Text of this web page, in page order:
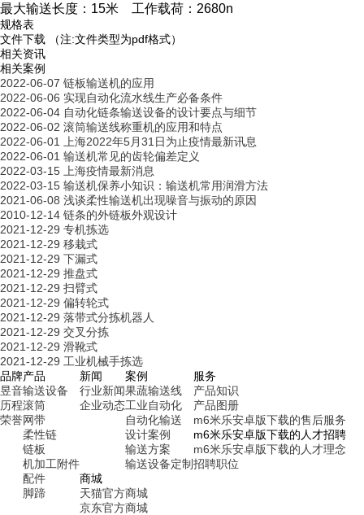
最大输送长度：15米 工作载荷：2680n
规格表
文件下载
（注:文件类型为pdf格式）
相关资讯
相关案例
2022-06-07 链板输送机的应用
2022-06-06 实现自动化流水线生产必备条件
2022-06-04 自动化链条输送设备的设计要点与细节
2022-06-02 滚筒输送线称重机的应用和特点
2022-06-01
上海2022年5月31日为止疫情最新讯息
2022-06-01 输送机常见的齿轮偏差定义
2022-03-15
上海疫情最新消息
2022-03-15 输送机保养小知识：输送机常用润滑方法
2021-06-08 浅谈柔性输送机出现噪音与振动的原因
2010-12-14 链条的外链板外观设计
2021-12-29 专机拣选
2021-12-29 移栽式
2021-12-29 下漏式
2021-12-29 推盘式
2021-12-29 扫臂式
2021-12-29 偏转轮式
2021-12-29 落带式分拣机器人
2021-12-29 交叉分拣
2021-12-29 滑靴式
2021-12-29 工业机械手拣选
品牌
昱音
历程
荣誉
产品
输送设备
滚筒
网带
柔性链
链板
机加工附件
配件
脚蹄
新闻
行业新闻
企业动态
案例
果蔬输送线
工业自动化
自动化输送
设计案例
输送方案
输送设备定制
服务
产品知识
产品图册
m6米乐安卓版下载的售后服务
m6米乐安卓版下载的人才招聘
m6米乐安卓版下载的人才理念
招聘职位
商城
天猫官方商城
京东官方商城